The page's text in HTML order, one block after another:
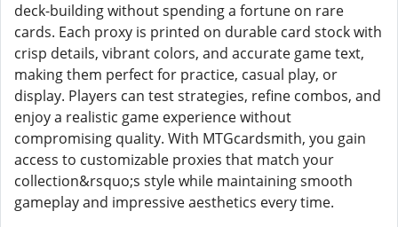
deck-building without spending a fortune on rare
cards. Each proxy is printed on durable card stock with
crisp details, vibrant colors, and accurate game text,
making them perfect for practice, casual play, or
display. Players can test strategies, refine combos, and
enjoy a realistic game experience without
compromising quality. With MTGcardsmith, you gain
access to customizable proxies that match your
collection&rsquo;s style while maintaining smooth
gameplay and impressive aesthetics every time.